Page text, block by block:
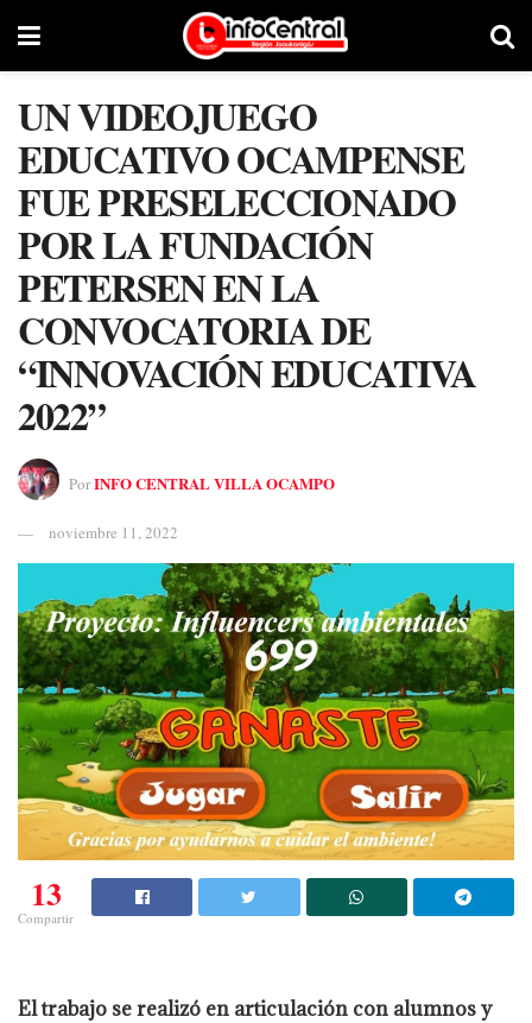
UN VIDEOJUEGO
EDUCATIVO OCAMPENSE
FUE PRESELECCIONADO
POR LA FUNDACIÓN
PETERSEN EN LA
CONVOCATORIA DE
“INNOVACIÓN EDUCATIVA
2022”
PorINFO CENTRAL VILLA OCAMPO
noviembre 11, 2022
13
Compartir
El trabajo se realizó en articulación con alumnos y